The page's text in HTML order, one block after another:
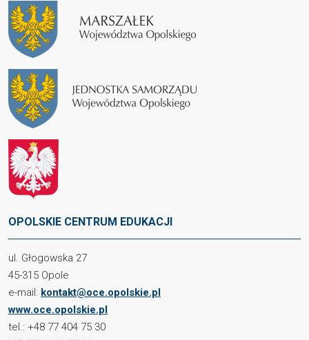
OPOLSKIE CENTRUM EDUKACJI
ul. Głogowska 27
45-315 Opole
e-mail: kontakt@oce.opolskie.pl
www.oce.opolskie.pl
tel.: +48 77 404 75 30